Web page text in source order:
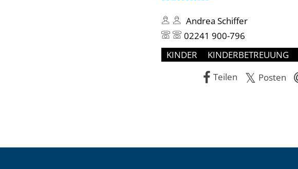
Andrea Schiffer
02241 900-796
KINDER
KINDERBETREUUNG
Teilen
Posten